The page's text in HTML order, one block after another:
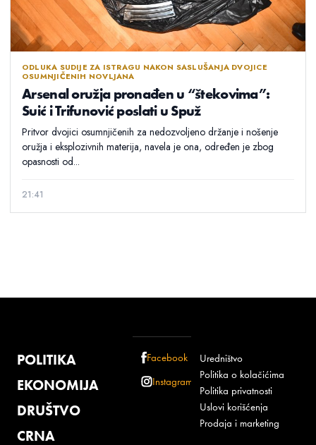
ODLUKA SUDIJE ZA ISTRAGU NAKON SASLUŠANJA DVOJICE
OSUMNJIČENIH NOVLJANA
Arsenal oružja pronađen u “štekovima”:
Suić i Trifunović poslati u Spuž
Pritvor dvojici osumnjičenih za nedozvoljeno držanje i nošenje
oružja i eksplozivnih materija, navela je ona, određen je zbog
opasnosti od...
21:41
POLITIKA
EKONOMIJA
DRUŠTVO
CRNA
Facebook
Instagram
Uredništvo
Politika o kolačićima
Politika privatnosti
Uslovi korišćenja
Prodaja i marketing